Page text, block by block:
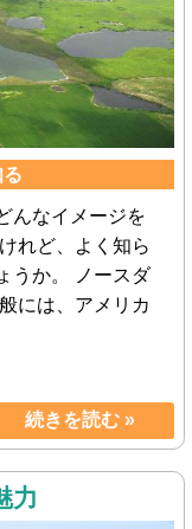
んなイメージを
れど、よく知ら
うか。 ノースダ
には、アメリカ
続きを読む »
力